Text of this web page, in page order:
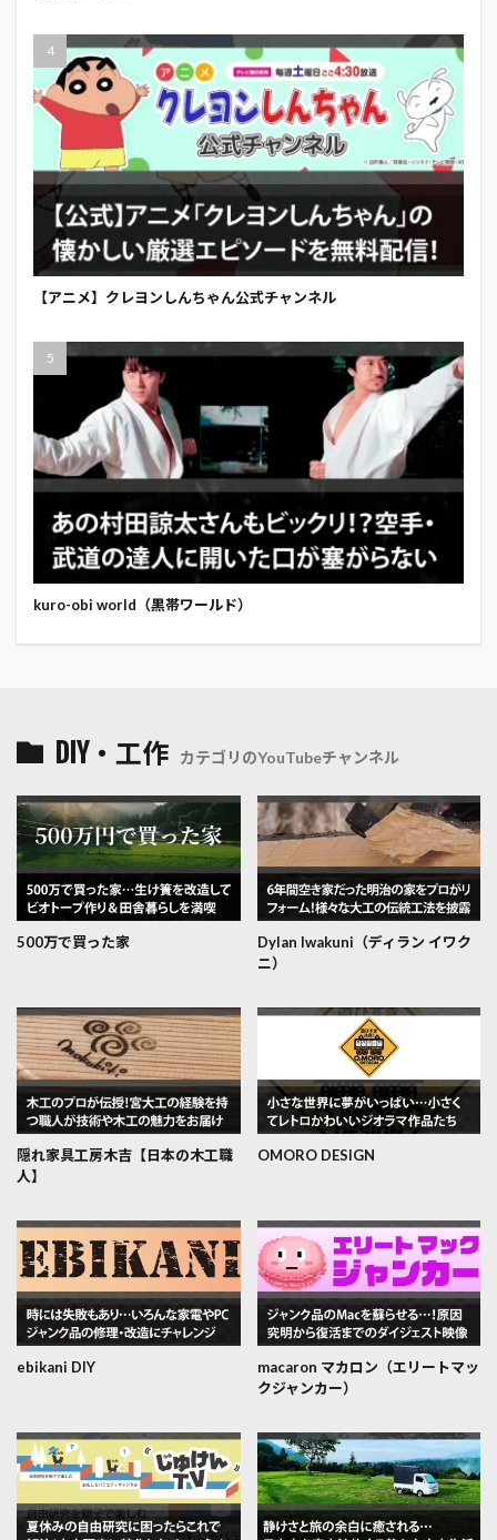
【アニメ】クレヨンしんちゃん公式チャンネル
kuro-obi world（黒帯ワールド）
DIY・工作 カテゴリのYouTubeチャンネル
500万で買った家
Dylan Iwakuni（ディラン イワク
ニ）
隠れ家具工房木吉【日本の木工職
人】
OMORO DESIGN
ebikani DIY
macaron マカロン（エリートマッ
クジャンカー）